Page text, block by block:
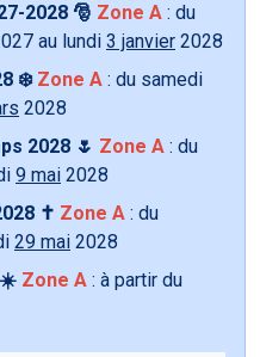
2028 🎅 Zone A : du
au lundi 3 janvier 2028
❄️ Zone A : du samedi
2028
2028 🌷 Zone A : du
9 mai 2028
✝️ Zone A : du
29 mai 2028
☀️ Zone A : à partir du